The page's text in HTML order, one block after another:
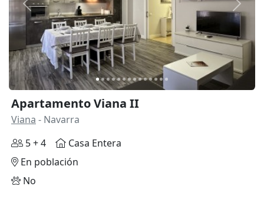
Anterior
Apartamento Viana II
Viana - Navarra
5 + 4
Casa Entera
En población
No